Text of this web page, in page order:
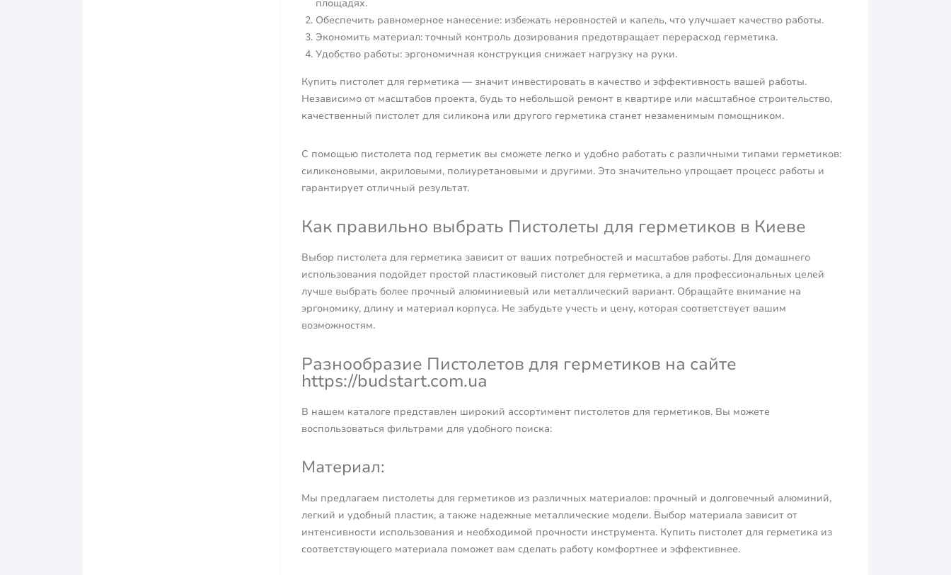
площадях.
Обеспечить равномерное нанесение: избежать неровностей и капель, что улучшает качество работы.
Экономить материал: точный контроль дозирования предотвращает перерасход герметика.
Удобство работы: эргономичная конструкция снижает нагрузку на руки.
Купить пистолет для герметика — значит инвестировать в качество и эффективность вашей работы.
Независимо от масштабов проекта, будь то небольшой ремонт в квартире или масштабное строительство,
качественный пистолет для силикона или другого герметика станет незаменимым помощником.
С помощью пистолета под герметик вы сможете легко и удобно работать с различными типами герметиков:
силиконовыми, акриловыми, полиуретановыми и другими. Это значительно упрощает процесс работы и
гарантирует отличный результат.
Как правильно выбрать Пистолеты для герметиков в Киеве
Выбор пистолета для герметика зависит от ваших потребностей и масштабов работы. Для домашнего
использования подойдет простой пластиковый пистолет для герметика, а для профессиональных целей
лучше выбрать более прочный алюминиевый или металлический вариант. Обращайте внимание на
эргономику, длину и материал корпуса. Не забудьте учесть и цену, которая соответствует вашим
возможностям.
Разнообразие Пистолетов для герметиков на сайте
https://budstart.com.ua
В нашем каталоге представлен широкий ассортимент пистолетов для герметиков. Вы можете
воспользоваться фильтрами для удобного поиска:
Материал:
Мы предлагаем пистолеты для герметиков из различных материалов: прочный и долговечный алюминий,
легкий и удобный пластик, а также надежные металлические модели. Выбор материала зависит от
интенсивности использования и необходимой прочности инструмента. Купить пистолет для герметика из
соответствующего материала поможет вам сделать работу комфортнее и эффективнее.